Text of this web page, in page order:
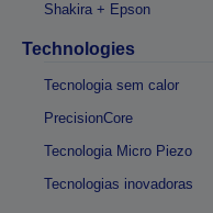
Shakira + Epson
Technologies
Tecnologia sem calor
PrecisionCore
Tecnologia Micro Piezo
Tecnologias inovadoras